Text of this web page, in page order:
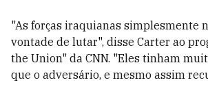
"As forças iraquianas simplesmente
vontade de lutar", disse Carter ao
the Union" da CNN. "Eles tinham
que o adversário, e mesmo assim